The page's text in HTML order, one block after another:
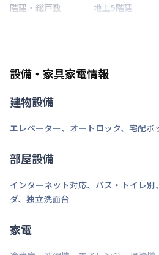
階建・総戸数
地上5階建
禁煙・喫煙
禁煙
交通
歩13分
定員
駐車場
なし
次回更新日
情報更新日より
情報更新日
設備・家具家電情報
建物設備
エレベーター、 オートロック、 宅配ボ
部屋設備
インターネット対応、 バス・トイレ別、
ダ、 独立洗面台
家電